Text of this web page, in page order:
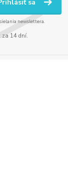
sa
newslettera.
za 14 dní.